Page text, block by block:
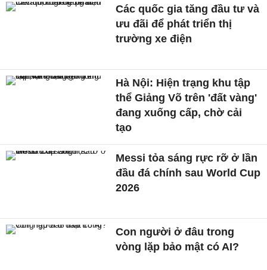
Các quốc gia tăng đầu tư và
ưu đãi để phát triển thị
trường xe điện
Hà Nội: Hiện trạng khu tập
thể Giảng Võ trên 'đất vàng'
đang xuống cấp, chờ cải
tạo
Messi tỏa sáng rực rỡ ở lần
đầu đá chính sau World Cup
2026
Con người ở đâu trong
vòng lặp bảo mật có AI?